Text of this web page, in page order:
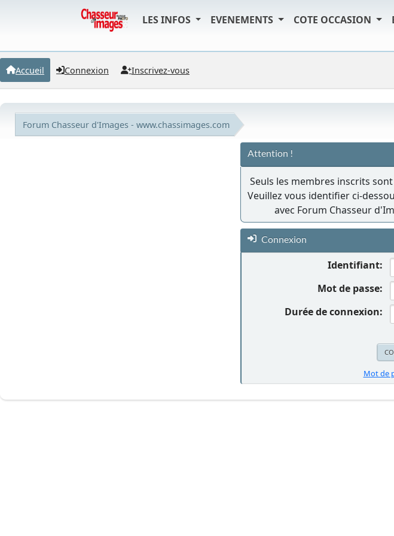
LES INFOS EVENEMENTS COTE OCCASION
Accueil Connexion Inscrivez-vous
Forum Chasseur d'Images - www.chassimages.com
Attention !
Seuls les membres inscrits
Veuillez vous identifier ci-
avec Forum Chasseur
Connexion
Identifiant:
Mot de passe:
Durée de connexion:
Mot de